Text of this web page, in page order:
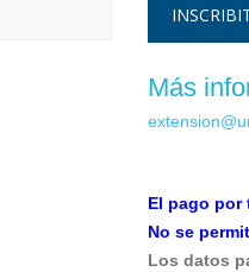
Más
El pago por
No se
Los datos